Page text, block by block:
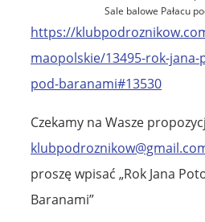
Sale balowe Pałacu
https://
maopolskie/13495-rok-
pod-baranami#13530
Czekamy na Wasze
proszę wpisać „Rok Jana
Baranami”